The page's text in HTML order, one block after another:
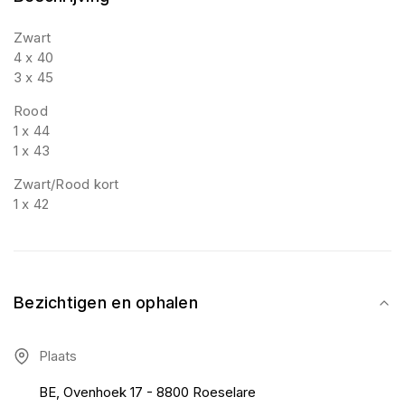
Zwart
4 x 40
3 x 45
Rood
1 x 44
1 x 43
Zwart/Rood kort
1 x 42
Bezichtigen en ophalen
Plaats
BE, Ovenhoek 17 - 8800 Roeselare